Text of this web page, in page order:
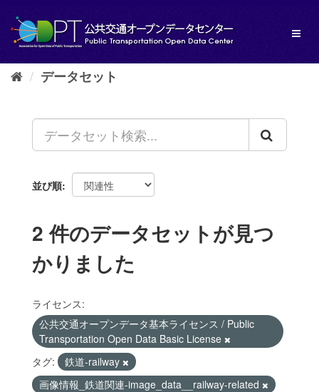
し
データセット
並び順
2 件のデータセットが見つ
かりました
ライセンス:
公共交通オープンデータ基本ライセンス / Public
Transportation Open Data Basic License
タグ:
鉄道-railway
画像情報_鉄道関連-image_data__railway-related